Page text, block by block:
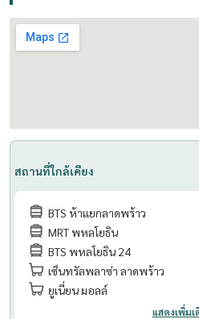
Fully furnished and fully equipped,
.................................
Rapeephan :
Tel:(+66)062 6356593
Email : rapeephan.tana@gmail.com
LineID : @condo56
https://line.me/R/ti/p/@condo56
สถานที่ใกล้เคียง
BTS ห้าแยกลาดพร้าว
MRT พหลโยธิน
BTS พหลโยธิน 24
เซ็นทรัลพลาซ่า ลาดพร้าว
ยูเนี่ยน มอลล์
แสดงเพิ่มเ